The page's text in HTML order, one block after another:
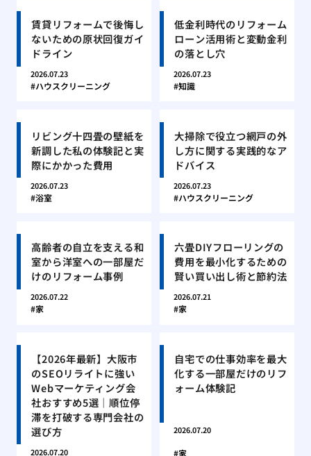
賃貸リフォームで後悔し
ないための原状回復ガイ
ドライン
2026.07.23
ハウスクリーニング
低金利時代のリフォーム
ローン活用術と変動金利
の落とし穴
2026.07.23
知識
リビング十四畳の壁紙を
新調した私の体験記と実
際にかかった費用
2026.07.23
浴室
大掃除で役立つ網戸の外
し方に関する実践的なア
ドバイス
2026.07.23
ハウスクリーニング
高齢者の自立を支える和
室から洋室への一部屋だ
けのリフォーム事例
2026.07.22
家
六畳DIYフローリングの
費用を最小化するための
賢い買い出し術と節約法
2026.07.21
家
【2026年最新】大阪市
のSEOリライトに強い
Webマーケティング会
社おすすめ5選｜順位停
滞を打破する専門会社の
選び方
2026.07.20
自宅での仕事効率を最大
化する一部屋だけのリフ
ォーム体験記
2026.07.20
家